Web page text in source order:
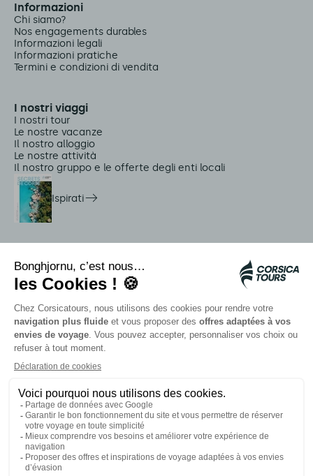
Informazioni
Chi siamo?
Nos engagements durables
Informazioni legali
Informazioni pratiche
Termini e condizioni di vendita
I nostri viaggi
I nostri tour
Le nostre vacanze
Il nostro alloggio
Le nostre attività
Il nostro gruppo e le offerte degli enti locali
Ispirati
Navette Citadina
Allarme meduse
Autocars rapides bleus
Contattate i nostri consulenti
I nostri partner